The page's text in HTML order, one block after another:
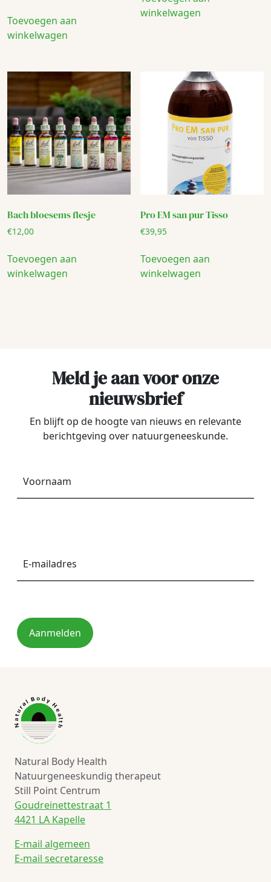
Toevoegen aan
winkelwagen
winkelwagen
Bach bloesems flesje
€12,00
Toevoegen aan
winkelwagen
Pro EM san pur Tisso
€39,95
Toevoegen aan
winkelwagen
Meld je aan voor onze
nieuwsbrief
En blijft op de hoogte van nieuws en relevante
berichtgeving over natuurgeneeskunde.
Aanmelden
Natural Body Health
Natuurgeneeskundig therapeut
Still Point Centrum
Goudreinettestraat 1
4421 LA Kapelle
E-mail algemeen
E-mail secretaresse